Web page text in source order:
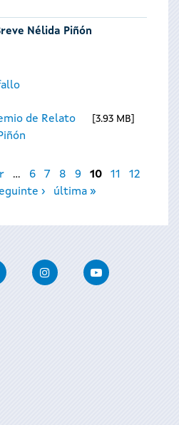
Nélida Piñón
de Relato
3.93 MB
… 6 7 8 9 10 11
12
› última »
Twitter InstagramYoutube